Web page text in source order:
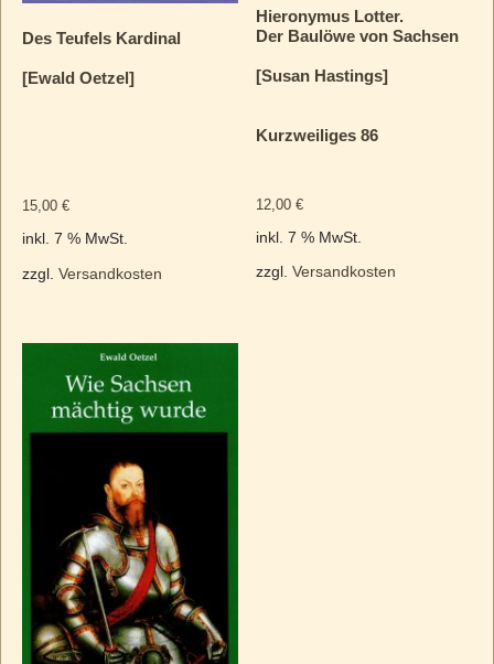
Des Teufels Kardinal
[Ewald Oetzel]
15,00 €
inkl. 7 % MwSt.
zzgl. Versandkosten
Hieronymus Lotter.
Der Baulöwe von Sachsen
[Susan Hastings]
Kurzweiliges 86
12,00€
inkl. 7 % MwSt.
zzgl.Versandkosten